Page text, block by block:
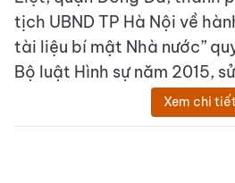
tịch UBND TP Hà Nội về
tài liệu bí mật Nhà nước”
Bộ luật Hình sự năm 2015,
Xem chi